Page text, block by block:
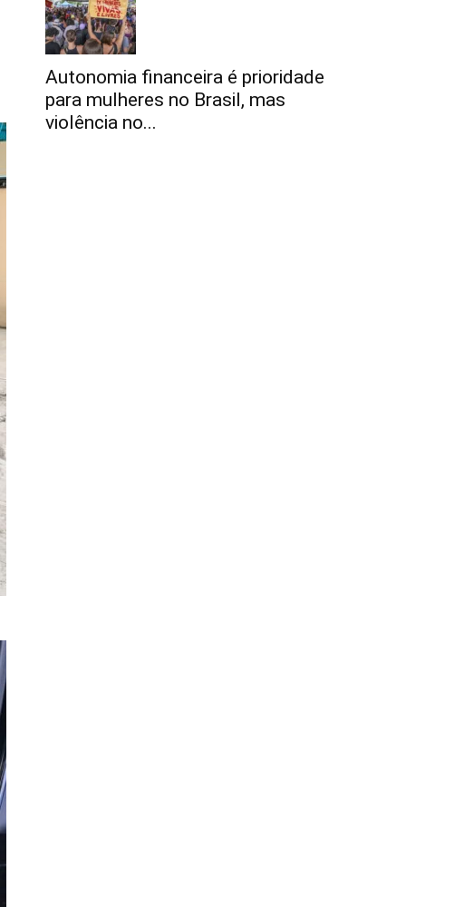
Autonomia financeira é prioridade
para mulheres no Brasil, mas
violência no...